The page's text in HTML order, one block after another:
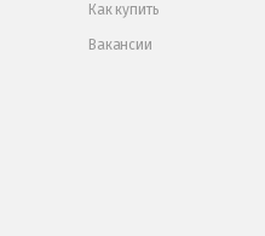
Как купить
Вакансии